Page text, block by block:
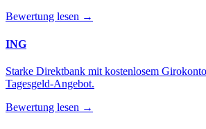
Bewertung lesen →
ING
Starke Direktbank mit kostenlosem
Tagesgeld-Angebot.
Bewertung lesen →